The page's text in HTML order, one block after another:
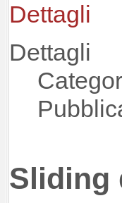
Dettagli
Dettagli
Sliding